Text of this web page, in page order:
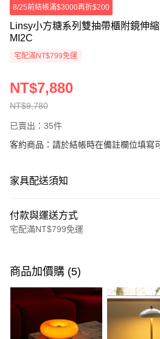
8/25前結帳滿$3000再折$200
Linsy小方糖系列雙抽帶櫃附鏡伸
MI2C
宅配滿NT$799免運
NT$9,780
NT$7,880
已賣出：35件
客約商品：請於結帳時在備註欄位填寫
家具配送須知
付款與運送方式
宅配滿NT$799免運
信用卡一次付款
信用卡分期付款
3 期 0 利率 每期
合作金庫商業銀行
第
6 期 0 利率 每期NT$1,313
商品加價購 (5)